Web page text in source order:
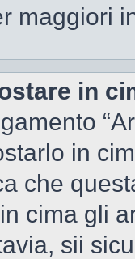
maggiori
in
in
che
cima gli
sii